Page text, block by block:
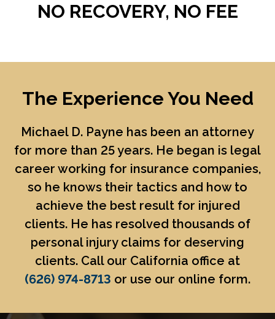
NO RECOVERY, NO FEE
The Experience You Need
Michael D. Payne has been an attorney
for more than 25 years. He began is legal
career working for insurance companies,
so he knows their tactics and how to
achieve the best result for injured
clients. He has resolved thousands of
personal injury claims for deserving
clients. Call our California office at
(626) 974-8713 or use our online form.